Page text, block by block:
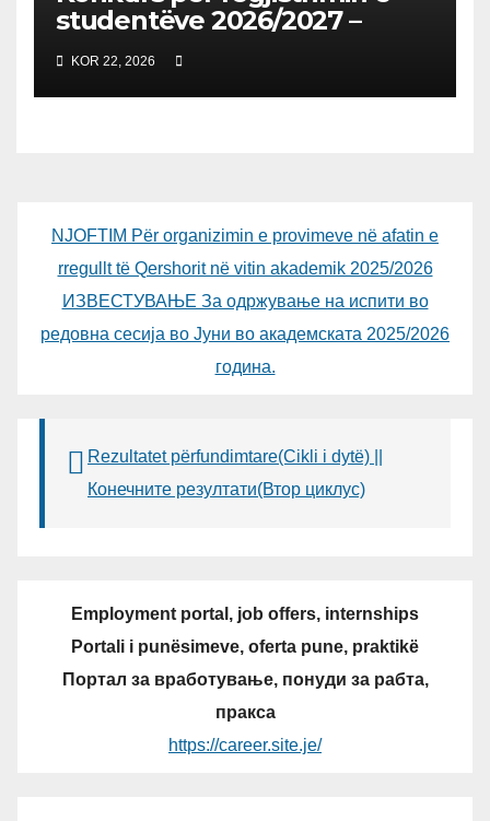
studentëve 2026/2027 –
Конкурс за запишување на
студенти за 2026/2027
KOR 22, 2026
NJOFTIM Për organizimin e provimeve në afatin e
rregullt të Qershorit në vitin akademik 2025/2026
ИЗВЕСТУВАЊЕ За одржување на испити во
редовна сесија во Јуни во академската 2025/2026
година.
Rezultatet përfundimtare(Cikli i dytë) ||
Конечните резултати(Втор циклус)
Employment portal, job offers, internships
Portali i punësimeve, oferta pune, praktikë
Портал за вработување, понуди за рабта,
пракса
https://career.site.je/